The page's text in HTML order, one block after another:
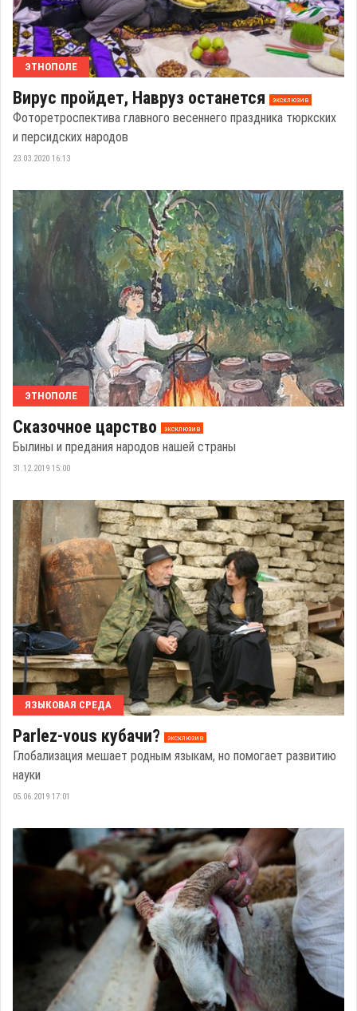
ЭТНОПОЛЕ
Вирус пройдет, Навруз останется эксклюзив
Фоторетроспектива главного весеннего праздника тюркских
и персидских народов
23.03.2020 16:13
ЭТНОПОЛЕ
Сказочное царство эксклюзив
Былины и предания народов нашей страны
31.12.2019 15:00
ЯЗЫКОВАЯ СРЕДА
Parlez-vous кубачи? эксклюзив
Глобализация мешает родным языкам, но помогает развитию
науки
05.06.2019 17:01